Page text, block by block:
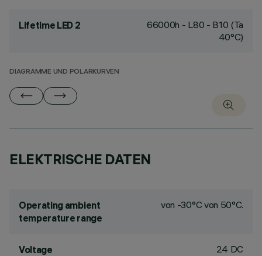
Lifetime LED 2
66000h - L80 - B10 (Ta
40°C)
DIAGRAMME UND POLARKURVEN
ELEKTRISCHE DATEN
Operating ambient
temperature range
von -30°C von 50°C.
Voltage 24 DC